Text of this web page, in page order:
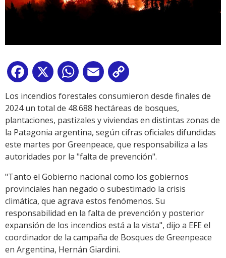
Facebook
X WhatsApp
Email
Link
Los incendios forestales consumieron desde finales de
2024 un total de 48.688 hectáreas de bosques,
plantaciones, pastizales y viviendas en distintas zonas de
la Patagonia argentina, según cifras oficiales difundidas
este martes por Greenpeace, que responsabiliza a las
autoridades por la "falta de prevención".
"Tanto el Gobierno nacional como los gobiernos
provinciales han negado o subestimado la crisis
climática, que agrava estos fenómenos. Su
responsabilidad en la falta de prevención y posterior
expansión de los incendios está a la vista", dijo a EFE el
coordinador de la campaña de Bosques de Greenpeace
en Argentina, Hernán Giardini.